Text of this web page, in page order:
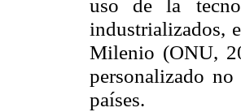
uso de la
industrializados,
Milenio (ONU,
personalizado no
países.